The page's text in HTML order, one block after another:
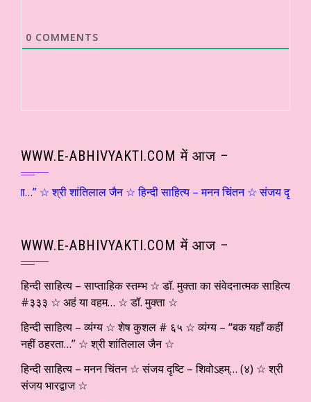
0 COMMENTS
WWW.E-ABHIVYAKTI.COM में आज –
शांतिलाल जैन ☆ हिन्दी साहित्य – मनन चिंतन ☆ संजय दृष्टि –
WWW.E-ABHIVYAKTI.COM में आज –
हिन्दी साहित्य – साप्ताहिक स्तम्भ ☆ डॉ. मुक्ता का संवेदनात्मक साहित्य
#३३३ ☆ अहं या वहम… ☆ डॉ. मुक्ता ☆
हिन्दी साहित्य – व्यंग्य ☆ शेष कुशल # ६५ ☆ व्यंग्य – “बक यहाँ कहीं
नहीं ठहरता…” ☆ श्री शांतिलाल जैन ☆
हिन्दी साहित्य – मनन चिंतन ☆ संजय दृष्टि – शिवोऽहम्… (४) ☆ श्री
संजय भारद्वाज ☆